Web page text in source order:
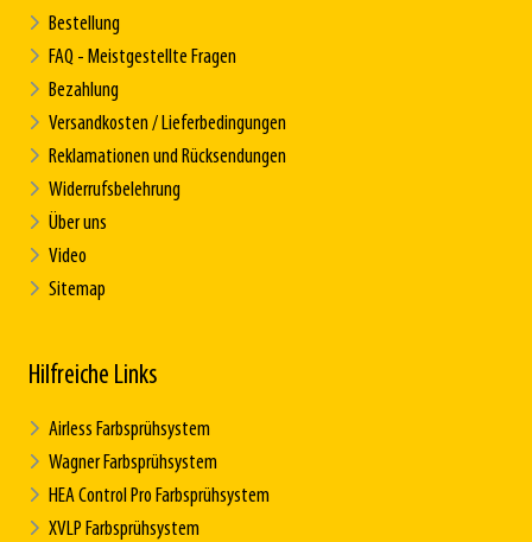
Bestellung
FAQ - Meistgestellte Fragen
Bezahlung
Versandkosten / Lieferbedingungen
Reklamationen und Rücksendungen
Widerrufsbelehrung
Über uns
Video
Sitemap
Hilfreiche Links
Airless Farbsprühsystem
Wagner Farbsprühsystem
HEA Control Pro Farbsprühsystem
XVLP Farbsprühsystem